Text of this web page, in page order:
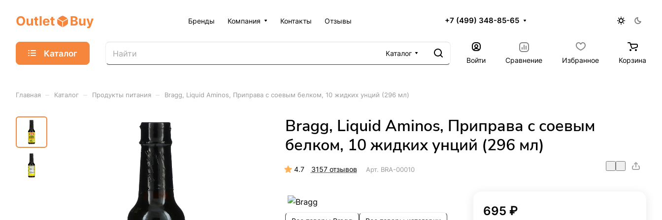
Бренды Компания Контакты Отзывы +7 (499) 348-85-65
Каталог
Каталог
Войти
Сравнение Избранное Корзина
Главная Каталог Продукты питания Bragg, Liquid Aminos, Приправа с соевым белком, 10 жидких унций (296 мл)
Bragg, Liquid Aminos, Приправа с соевым
белком, 10 жидких унций (296 мл)
4.7 3157 отзывов Арт. BRA-00010
695 ₽